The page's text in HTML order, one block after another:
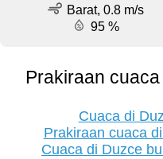
Barat, 0.8 m/s
95 %
Prakiraan
Cuaca di
Prakiraan cuaca
Cuaca di Duzce